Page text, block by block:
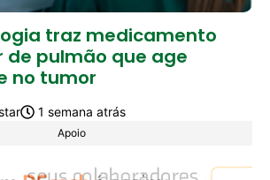
traz medicamento
de pulmão que age
no tumor
1 semana atrás
Apoio